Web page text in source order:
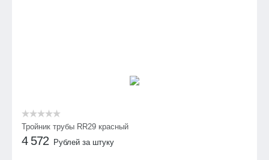
Тройник трубы RR29 красный
4 572 Рублей за штуку